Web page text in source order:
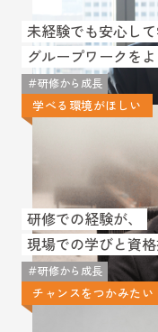
未経験でも安心して
グループワークを
＃研修から成長
学べる環境がほしい
研修での経験が、
現場での学びと資
＃研修から成長
チャンスをつかみたい